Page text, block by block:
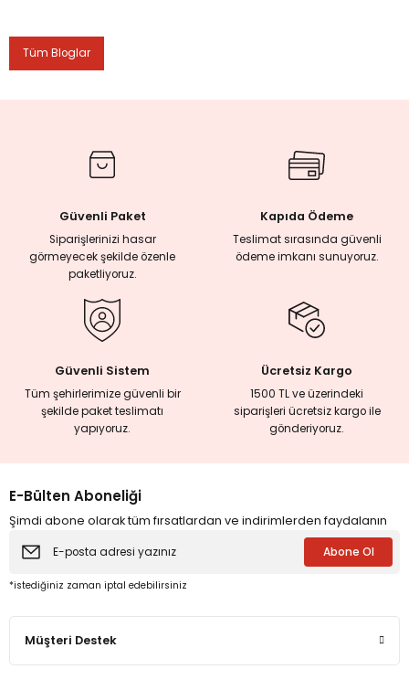
İncelemeler
ve Araştırma
Tüm Bloglar
Güvenli Paket
Siparişlerinizi hasar
görmeyecek şekilde özenle
paketliyoruz.
Kapıda Ödeme
Teslimat sırasında güvenli
ödeme imkanı sunuyoruz.
Güvenli Sistem
Tüm şehirlerimize güvenli bir
şekilde paket teslimatı
yapıyoruz.
Ücretsiz Kargo
1500 TL ve üzerindeki
siparişleri ücretsiz kargo ile
gönderiyoruz.
E-Bülten Aboneliği
Şimdi abone olarak tüm fırsatlardan ve indirimlerden faydalanın
Abone Ol
*istediğiniz zaman iptal edebilirsiniz
Müşteri Destek